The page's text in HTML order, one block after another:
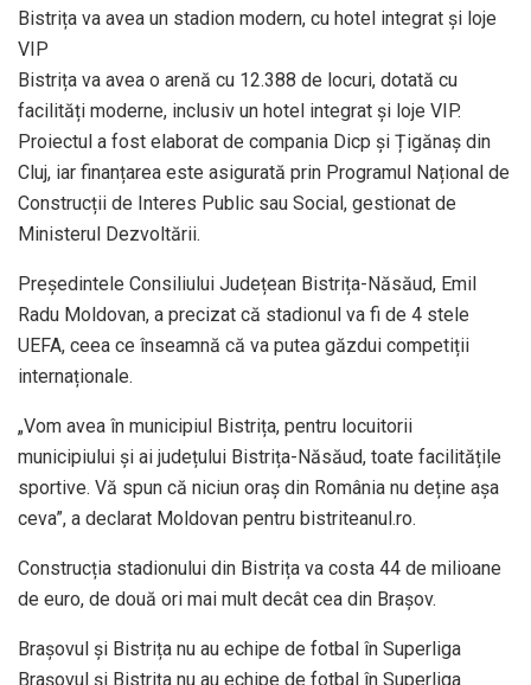
Bistrița va avea un stadion modern, cu hotel integrat și loje
VIP
Bistrița va avea o arenă cu 12.388 de locuri, dotată cu
facilități moderne, inclusiv un hotel integrat și loje VIP.
Proiectul a fost elaborat de compania Dicp și Țigănaș din
Cluj, iar finanțarea este asigurată prin Programul Național de
Construcții de Interes Public sau Social, gestionat de
Ministerul Dezvoltării.
Președintele Consiliului Județean Bistrița-Năsăud, Emil
Radu Moldovan, a precizat că stadionul va fi de 4 stele
UEFA, ceea ce înseamnă că va putea găzdui competiții
internaționale.
„Vom avea în municipiul Bistrița, pentru locuitorii
municipiului și ai județului Bistrița-Năsăud, toate facilitățile
sportive. Vă spun că niciun oraș din România nu deține așa
ceva”, a declarat Moldovan pentru bistriteanul.ro.
Construcția stadionului din Bistrița va costa 44 de milioane
de euro, de două ori mai mult decât cea din Brașov.
Brașovul și Bistrița nu au echipe de fotbal în Superliga
Brașovul și Bistrița nu au echipe de fotbal în Superliga